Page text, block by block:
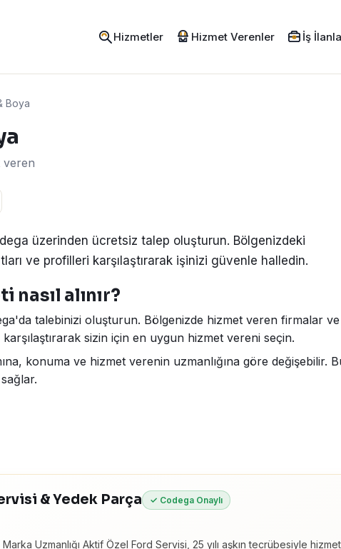
Hizmetler Hizmet Verenler İş
Boya
veren
üzerinden ücretsiz talep oluşturun. Bölgenizdeki
ve profilleri karşılaştırarak işinizi güvenle halledin.
nasıl alınır?
talebinizi oluşturun. Bölgenizde hizmet veren firmalar
sizin için en uygun hizmet vereni seçin.
konuma ve hizmet verenin uzmanlığına göre
& Yedek Parça ✓ Codega Onaylı
Marka Uzmanlığı Aktif Özel Ford Servisi, 25 yılı aşkın tecrübesiyle